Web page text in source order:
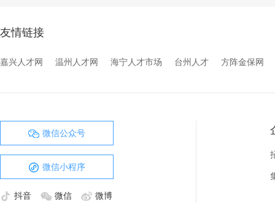
友情链接
嘉兴人才网 温州人才网 海宁人才市场 台州人才 方阵金保网
微信公众号
微信小程序
抖音 微信 微博